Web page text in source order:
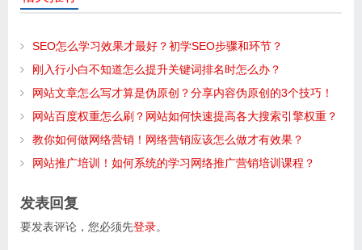
SEO怎么学习效果才最好？初学SEO步骤和环节？
刚入行小白不知道怎么提升关键词排名时怎么办？
网站文章怎么写才算是伪原创？分享内容伪原创的3个技巧！
网站百度权重怎么刷？网站如何快速提高各大搜索引擎权重？
教你如何做网络营销！网络营销应该怎么做才有效果？
网站推广培训！如何系统的学习网络推广营销培训课程？
发表回复
要发表评论，您必须先登录。